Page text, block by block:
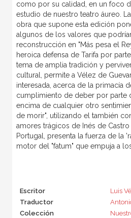
como por su calidad, en un foco
estudio de nuestro teatro áureo.
obra que supone esta edición
algunos de los valores que
reconstrucción en "Más pesa el
heroica defensa de Tarifa por
tema de amplia tradición y
cultural, permite a Vélez de
interesada, acerca de la primacía
cumplimiento de deber por parte
encima de cualquier otro
de morir", utilizando el también
amores trágicos de Inés de
Portugal, presenta la fuerza de la
motor del "fatum" que empuja a
Escritor
Luis
Traductor
Colección